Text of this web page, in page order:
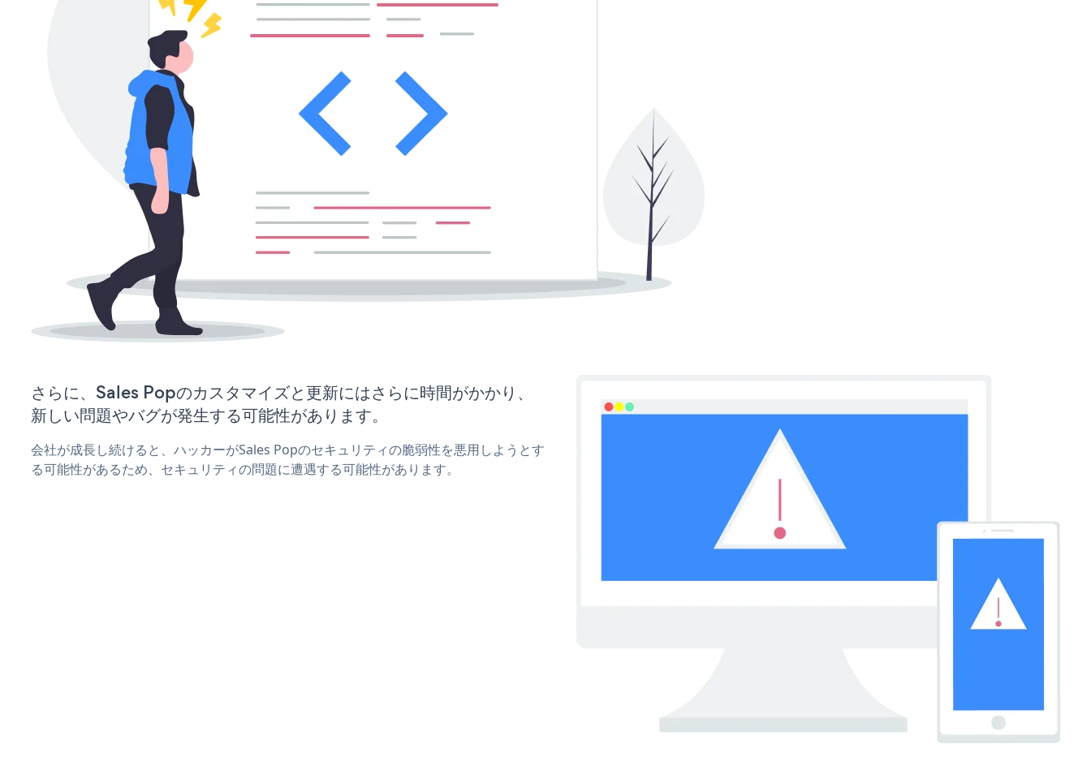
さらに、Sales Popのカスタマイズと更新にはさらに時間がかかり、
新しい問題やバグが発生する可能性があります。
会社が成長し続けると、ハッカーがSales Popのセキュリティの脆弱性を悪用しようとす
る可能性があるため、セキュリティの問題に遭遇する可能性があります。